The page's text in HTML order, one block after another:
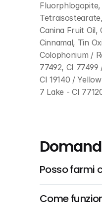
Canina Fruit Oil,
Cinnamal, Tin
Colophonium /
77492, CI
CI 19140 /
7 Lake - CI
Posso farmi
Come